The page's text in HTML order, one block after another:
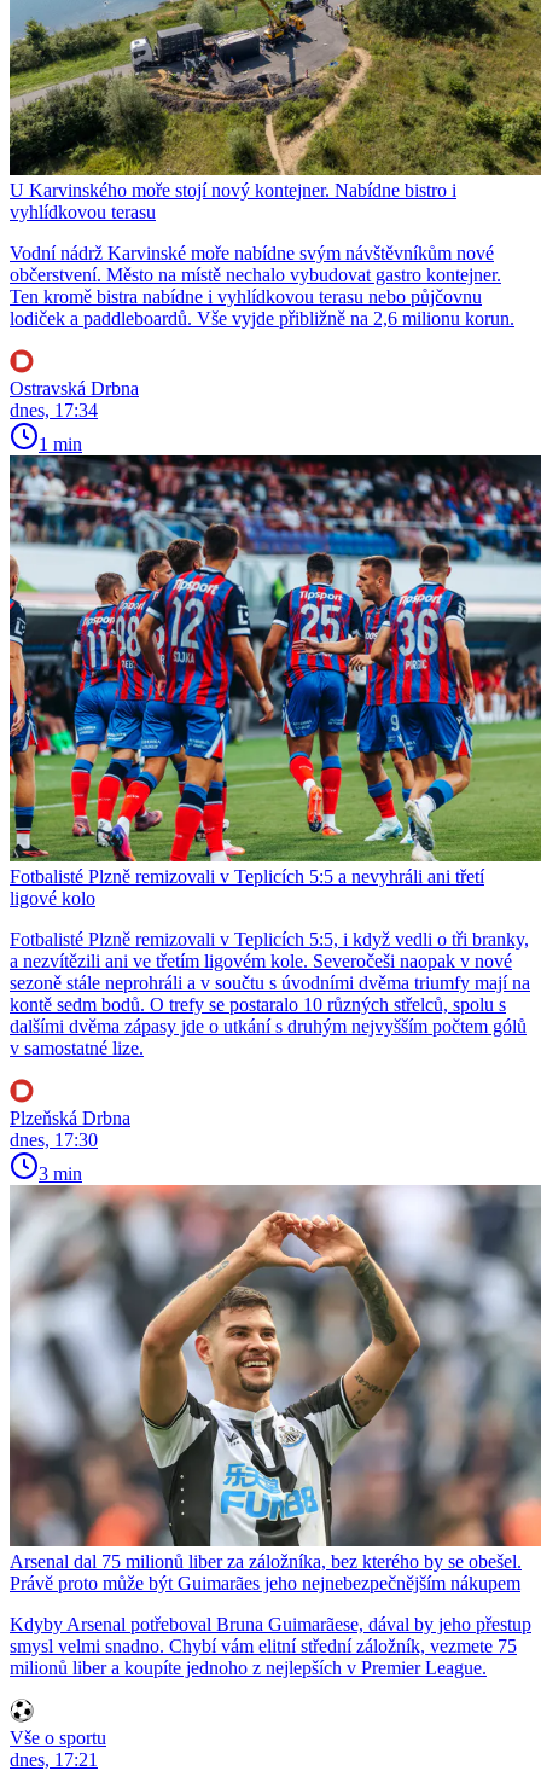
U Karvinského moře stojí nový kontejner. Nabídne bistro i
vyhlídkovou terasu
Vodní nádrž Karvinské moře nabídne svým návštěvníkům nové
občerstvení. Město na místě nechalo vybudovat gastro kontejner.
Ten kromě bistra nabídne i vyhlídkovou terasu nebo půjčovnu
lodiček a paddleboardů. Vše vyjde přibližně na 2,6 milionu korun.
Ostravská Drbna
dnes, 17:34
1 min
Fotbalisté Plzně remizovali v Teplicích 5:5 a nevyhráli ani třetí
ligové kolo
Fotbalisté Plzně remizovali v Teplicích 5:5, i když vedli o tři branky,
a nezvítězili ani ve třetím ligovém kole. Severočeši naopak v nové
sezoně stále neprohráli a v součtu s úvodními dvěma triumfy mají na
kontě sedm bodů. O trefy se postaralo 10 různých střelců, spolu s
dalšími dvěma zápasy jde o utkání s druhým nejvyšším počtem gólů
v samostatné lize.
Plzeňská Drbna
dnes, 17:30
3 min
Arsenal dal 75 milionů liber za záložníka, bez kterého by se obešel.
Právě proto může být Guimarães jeho nejnebezpečnějším nákupem
Kdyby Arsenal potřeboval Bruna Guimarãese, dával by jeho přestup
smysl velmi snadno. Chybí vám elitní střední záložník, vezmete 75
milionů liber a koupíte jednoho z nejlepších v Premier League.
Vše o sportu
dnes, 17:21